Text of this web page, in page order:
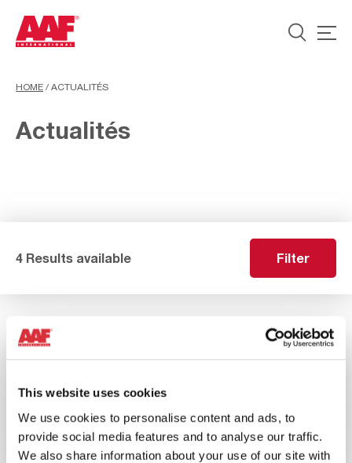
This website uses cookies
We use cookies to personalise content and ads, to
provide social media features and to analyse our traffic.
We also share information about your use of our site with
HOME / ACTUALITÉS
Actualités
4 Results available Filter
ACTUALITÉS CORPORATE
10MINS
La Division P&I d’AAF s’engage à
atteindre l’objectif de Zéro émission
nette d’ici 2030